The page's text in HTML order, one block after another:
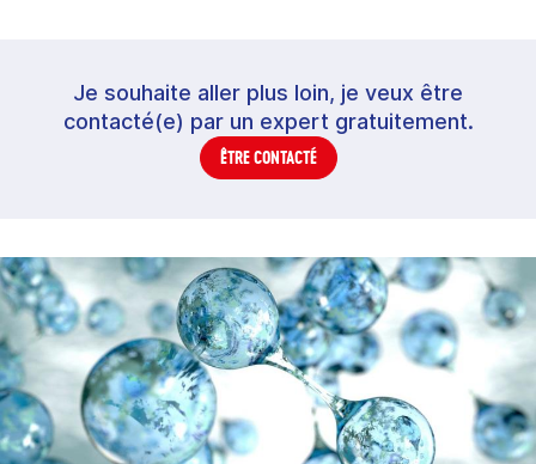
Je souhaite aller plus loin, je veux être
contacté(e) par un expert gratuitement.
ÊTRE CONTACTÉ